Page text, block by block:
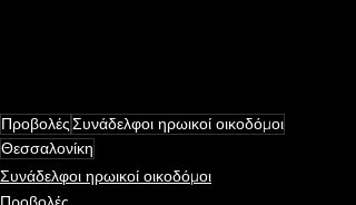
ΠροβολέςΣυνάδελφοι ηρωικοί οικοδόμοι
Θεσσαλονίκη
Συνάδελφοι ηρωικοί οικοδόμοι